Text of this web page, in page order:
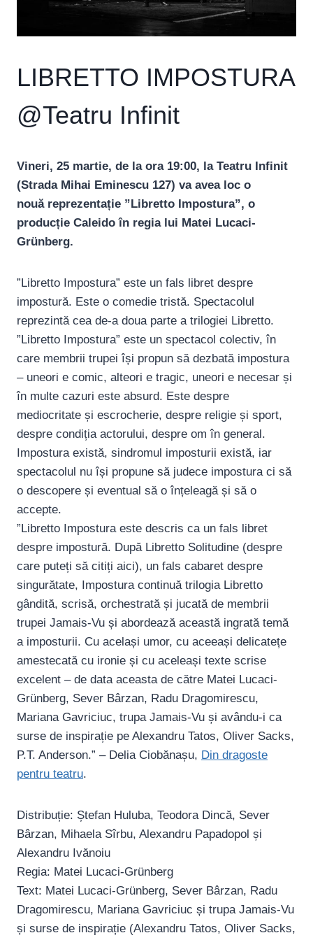
LIBRETTO IMPOSTURA
@Teatru Infinit
Vineri, 25 martie, de la ora 19:00, la Teatru Infinit
(Strada Mihai Eminescu 127) va avea loc o
nouă reprezentație ”Libretto Impostura”, o
producție Caleido în regia lui Matei Lucaci-
Grünberg.
”Libretto Impostura” este un fals libret despre
impostură. Este o comedie tristă. Spectacolul
reprezintă cea de-a doua parte a trilogiei Libretto.
”Libretto Impostura” este un spectacol colectiv, în
care membrii trupei își propun să dezbată impostura
– uneori e comic, alteori e tragic, uneori e necesar și
în multe cazuri este absurd. Este despre
mediocritate și escrocherie, despre religie și sport,
despre condiția actorului, despre om în general.
Impostura există, sindromul imposturii există, iar
spectacolul nu își propune să judece impostura ci să
o descopere și eventual să o înțeleagă și să o
accepte.
”Libretto Impostura este descris ca un fals libret
despre impostură. După Libretto Solitudine (despre
care puteți să citiți aici), un fals cabaret despre
singurătate, Impostura continuă trilogia Libretto
gândită, scrisă, orchestrată și jucată de membrii
trupei Jamais-Vu și abordează această ingrată temă
a imposturii. Cu același umor, cu aceeași delicatețe
amestecată cu ironie și cu aceleași texte scrise
excelent – de data aceasta de către Matei Lucaci-
Grünberg, Sever Bârzan, Radu Dragomirescu,
Mariana Gavriciuc, trupa Jamais-Vu și avându-i ca
surse de inspirație pe Alexandru Tatos, Oliver Sacks,
P.T. Anderson.” – Delia Ciobănașu, Din dragoste
pentru teatru.
Distribuție: Ștefan Huluba, Teodora Dincă, Sever
Bârzan, Mihaela Sîrbu, Alexandru Papadopol și
Alexandru Ivănoiu
Regia: Matei Lucaci-Grünberg
Text: Matei Lucaci-Grünberg, Sever Bârzan, Radu
Dragomirescu, Mariana Gavriciuc și trupa Jamais-Vu
și surse de inspirație (Alexandru Tatos, Oliver Sacks,